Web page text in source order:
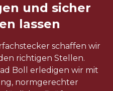
und sicher
lassen
schaffen wir
richtigen Stellen.
Boll erledigen wir mit
normgerechter